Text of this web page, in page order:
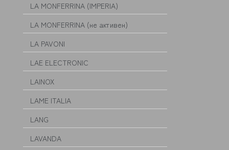
LA MONFERRINA (IMPERIA)
LA MONFERRINA (не активен)
LA PAVONI
LAE ELECTRONIC
LAINOX
LAME ITALIA
LANG
LAVANDA